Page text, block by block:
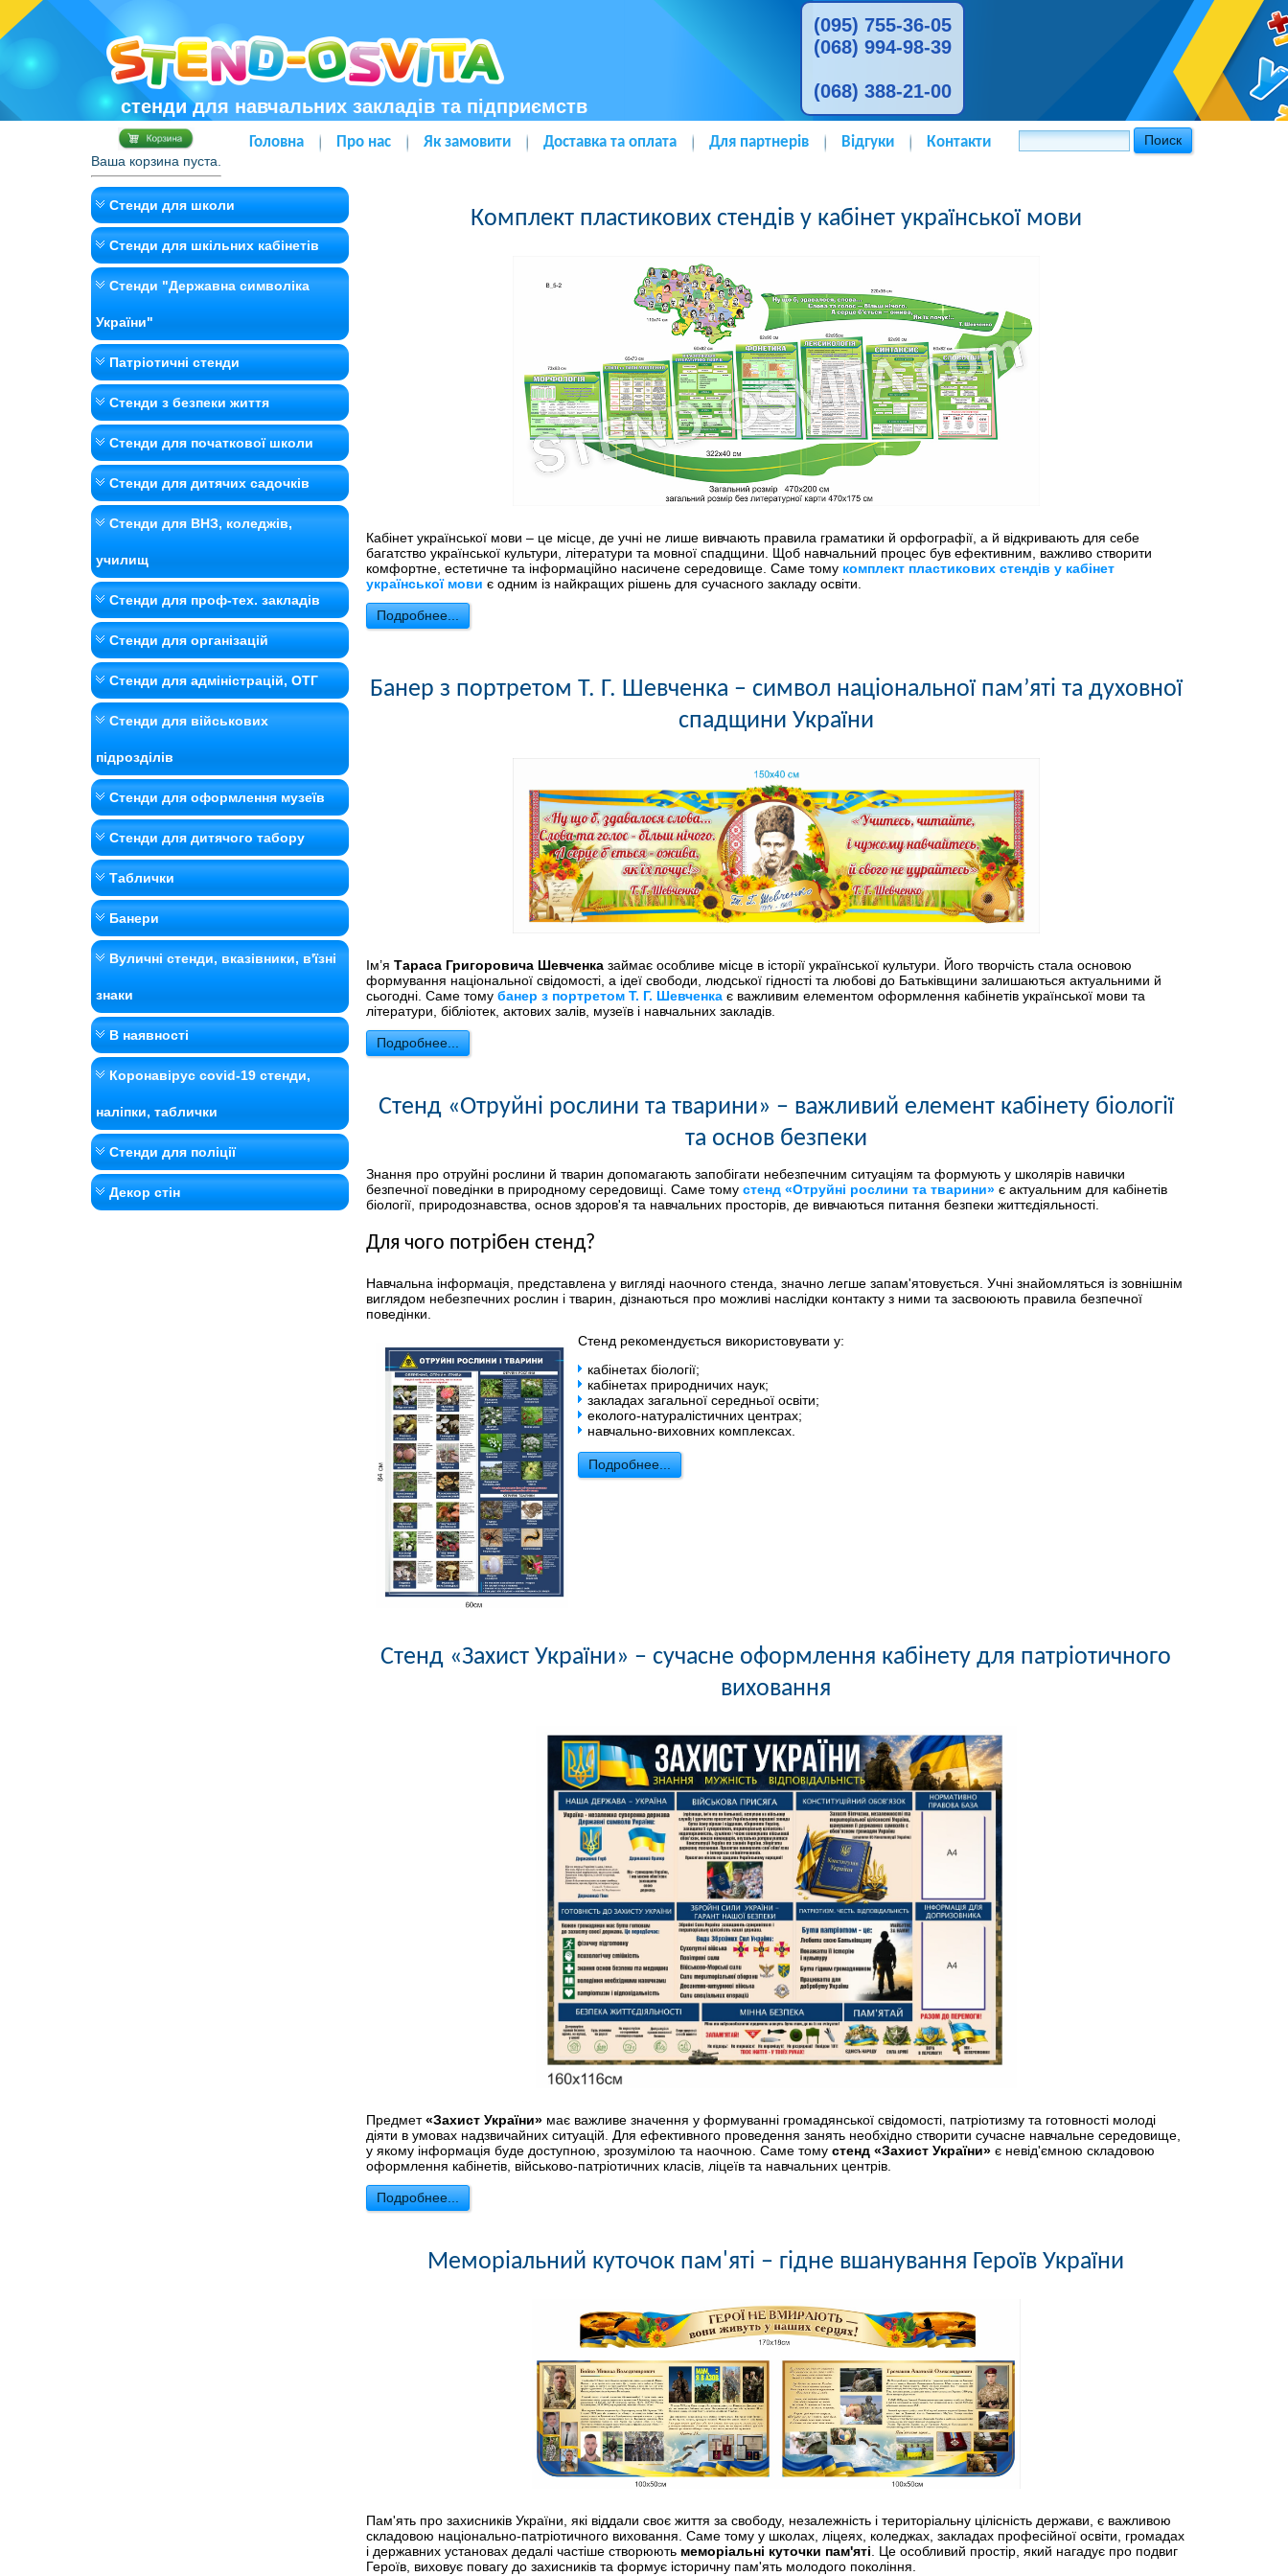
стенди для навчальних закладів та підприємств
(095) 755-36-05
(068) 994-98-39
(068) 388-21-00
Ваша корзина пуста.
Головна Про нас Як замовити Доставка та оплата Для партнерів Відгуки Контакти
Стенди для школи
Стенди для шкільних кабінетів
Стенди "Державна символіка
України"
Патріотичні стенди
Стенди з безпеки життя
Стенди для початкової школи
Стенди для дитячих садочків
Стенди для ВНЗ, коледжів,
училищ
Стенди для проф-тех. закладів
Стенди для організацій
Стенди для адміністрацій, ОТГ
Стенди для військових
підрозділів
Стенди для оформлення музеїв
Стенди для дитячого табору
Таблички
Банери
Вуличні стенди, вказівники, в'їзні
знаки
В наявності
Коронавірус covid-19 стенди,
наліпки, таблички
Стенди для поліції
Декор стін
Комплект пластикових стендів у кабінет української мови
Кабінет української мови – це місце, де учні не лише вивчають правила граматики й орфографії, а й відкривають для себе
багатство української культури, літератури та мовної спадщини. Щоб навчальний процес був ефективним, важливо створити
комфортне, естетичне та інформаційно насичене середовище. Саме тому комплект пластикових стендів у кабінет
української мови є одним із найкращих рішень для сучасного закладу освіти.
Подробнее...
Банер з портретом Т. Г. Шевченка – символ національної пам’яті та духовної
спадщини України
Ім’я Тараса Григоровича Шевченка займає особливе місце в історії української культури. Його творчість стала основою
формування національної свідомості, а ідеї свободи, людської гідності та любові до Батьківщини залишаються актуальними й
сьогодні. Саме тому банер з портретом Т. Г. Шевченка є важливим елементом оформлення кабінетів української мови та
літератури, бібліотек, актових залів, музеїв і навчальних закладів.
Подробнее...
Стенд «Отруйні рослини та тварини» – важливий елемент кабінету біології
та основ безпеки
Знання про отруйні рослини й тварин допомагають запобігати небезпечним ситуаціям та формують у школярів навички
безпечної поведінки в природному середовищі. Саме тому стенд «Отруйні рослини та тварини» є актуальним для кабінетів
біології, природознавства, основ здоров'я та навчальних просторів, де вивчаються питання безпеки життєдіяльності.
Для чого потрібен стенд?
Навчальна інформація, представлена у вигляді наочного стенда, значно легше запам'ятовується. Учні знайомляться із зовнішнім
виглядом небезпечних рослин і тварин, дізнаються про можливі наслідки контакту з ними та засвоюють правила безпечної
поведінки.
Стенд рекомендується використовувати у:
кабінетах біології;
кабінетах природничих наук;
закладах загальної середньої освіти;
еколого-натуралістичних центрах;
навчально-виховних комплексах.
Подробнее...
Стенд «Захист України» – сучасне оформлення кабінету для патріотичного
виховання
Предмет«Захист України» має важливе значення у формуванні громадянської свідомості, патріотизму та готовності молоді
діяти в умовах надзвичайних ситуацій. Для ефективного проведення занять необхідно створити сучасне навчальне середовище,
у якому інформація буде доступною, зрозумілою та наочною. Саме тому стенд «Захист України» є невід'ємною складовою
оформлення кабінетів, військово-патріотичних класів, ліцеїв та навчальних центрів.
Подробнее...
Меморіальний куточок пам'яті – гідне вшанування Героїв України
Пам'ять про захисників України, які віддали своє життя за свободу, незалежність і територіальну цілісність держави, є важливою
складовою національно-патріотичного виховання. Саме тому у школах, ліцеях, коледжах, закладах професійної освіти, громадах
і державних установах дедалі частіше створюють меморіальні куточки пам'яті. Це особливий простір, який нагадує про подвиг
Героїв, виховує повагу до захисників та формує історичну пам'ять молодого покоління.